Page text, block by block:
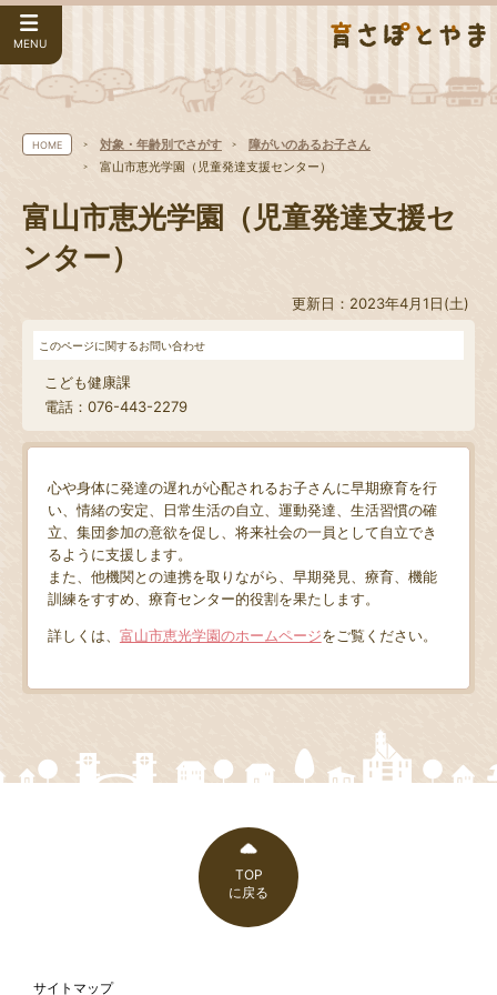
MENU
HOME 対象・年齢別でさがす
障がいのあるお子さん
富山市恵光学園（児童発達支援センター）
富山市恵光学園（児童発達支援セ
ンター）
更新日：2023年4月1日(土)
このページに関するお問い合わせ
こども健康課
電話：076-443-2279
心や身体に発達の遅れが心配されるお子さんに早期療育を行
い、情緒の安定、日常生活の自立、運動発達、生活習慣の確
立、集団参加の意欲を促し、将来社会の一員として自立でき
るように支援します。
また、他機関との連携を取りながら、早期発見、療育、機能
訓練をすすめ、療育センター的役割を果たします。
詳しくは、 富山市恵光学園のホームページをご覧ください。
TOP
に戻る
サイトマップ